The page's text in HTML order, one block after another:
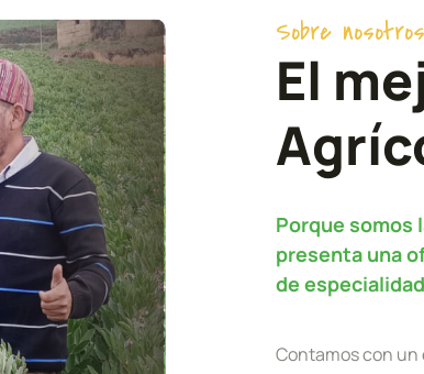
Sobre nosotros
El
Porque somos
presenta una
de
Contamos con